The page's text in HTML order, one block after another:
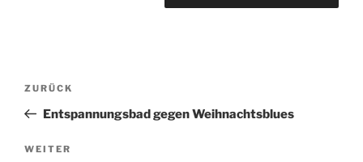
Beitragsnavigation
Vorheriger
Beitrag
ZURÜCK
Entspannungsbad gegen Weihnachtsblues
Nächster
WEITER